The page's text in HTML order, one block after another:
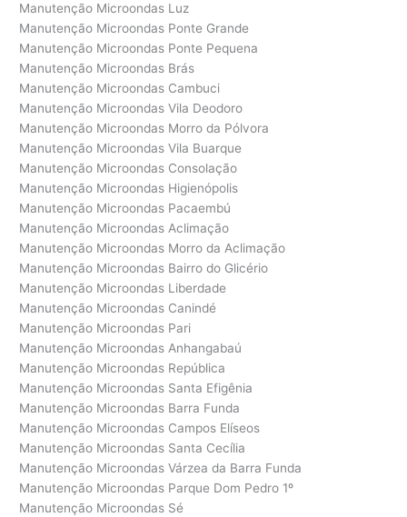
Manutenção Microondas Luz
Manutenção Microondas Ponte Grande
Manutenção Microondas Ponte Pequena
Manutenção Microondas Brás
Manutenção Microondas Cambuci
Manutenção Microondas Vila Deodoro
Manutenção Microondas Morro da Pólvora
Manutenção Microondas Vila Buarque
Manutenção Microondas Consolação
Manutenção Microondas Higienópolis
Manutenção Microondas Pacaembú
Manutenção Microondas Aclimação
Manutenção Microondas Morro da Aclimação
Manutenção Microondas Bairro do Glicério
Manutenção Microondas Liberdade
Manutenção Microondas Canindé
Manutenção Microondas Pari
Manutenção Microondas Anhangabaú
Manutenção Microondas República
Manutenção Microondas Santa Efigênia
Manutenção Microondas Barra Funda
Manutenção Microondas Campos Elíseos
Manutenção Microondas Santa Cecília
Manutenção Microondas Várzea da Barra Funda
Manutenção Microondas Parque Dom Pedro 1º
Manutenção Microondas Sé